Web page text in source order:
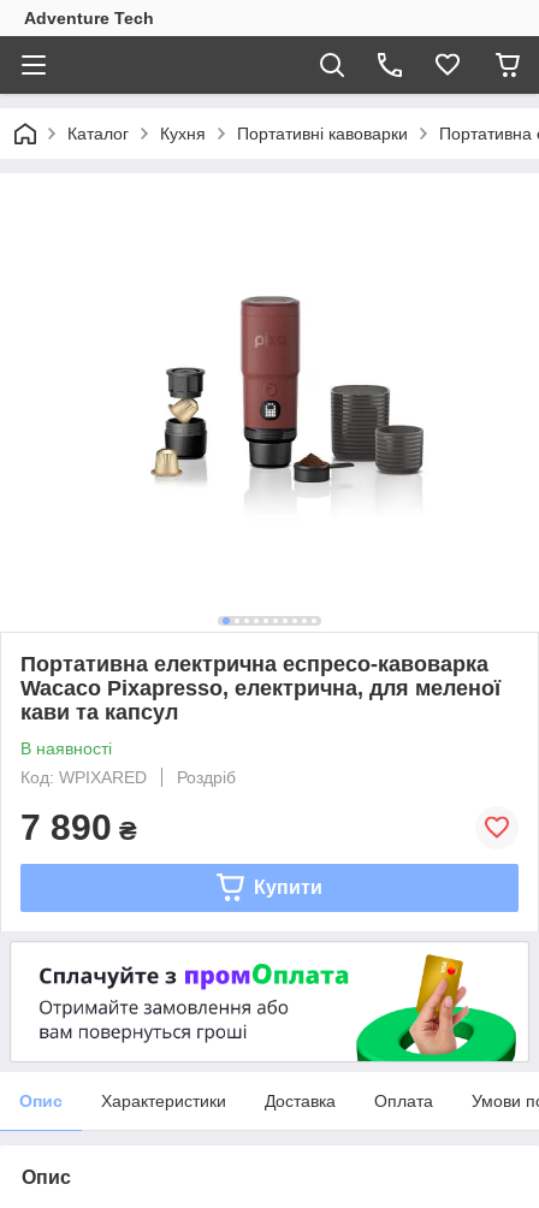
Adventure Tech
Каталог Кухня Портативні кавоварки Портативна
Портативна електрична еспресо-кавоварка
Wacaco Pixapresso, електрична, для меленої
кави та капсул
В наявності
Код: WPIXARED
Роздріб
7 890 ₴
Купити
Опис Характеристики Доставка Оплата Умови
Опис